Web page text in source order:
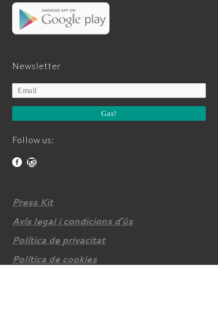
Newsletter
Gas!
Follow us:
Press Kit
Avís legal i condicions d’ús
Política de privacitat
Política de cookies